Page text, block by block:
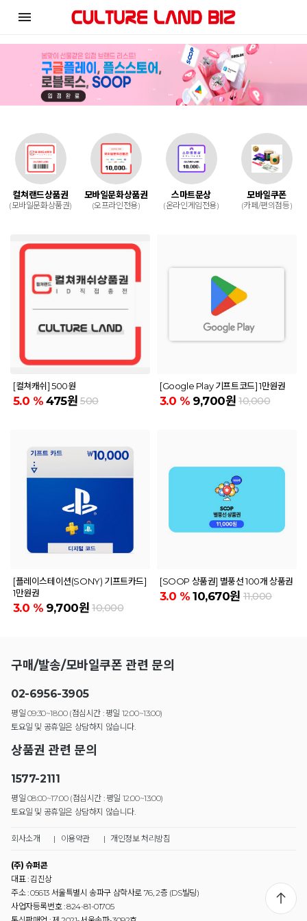
menu
컬쳐랜드상품권
(모바일문화상품권)
모바일문화상품권
(오프라인전용)
스마트문상
(온라인게임전용)
모바일쿠폰
(카페/편의점등)
[컬쳐캐쉬] 500원
5.0 % 475원 500
[Google Play 기프트코드] 1만원권
3.0 % 9,700원 10,000
[플레이스테이션(SONY) 기프트카드]
1만원권
3.0 % 9,700원 10,000
[SOOP 상품권] 별풍선 100개 상품권
3.0 % 10,670원 11,000
구매/발송/모바일쿠폰 관련 문의
02-6956-3905
평일 09:30~18:00 (점심시간 : 평일 12:00~13:00)
토요일 및 공휴일은 상담하지 않습니다.
상품권 관련 문의
1577-2111
평일 08:00~17:00 (점심시간 : 평일 12:00~13:00)
토요일 및 공휴일은 상담하지 않습니다.
회사소개 | 이용약관 | 개인정보 처리방침
(주) 슈퍼콘
대표 : 김진상
주소 : 05613 서울특별시 송파구 삼학사로 76, 2층 (DS빌딩)
사업자등록번호 : 824-81-01705